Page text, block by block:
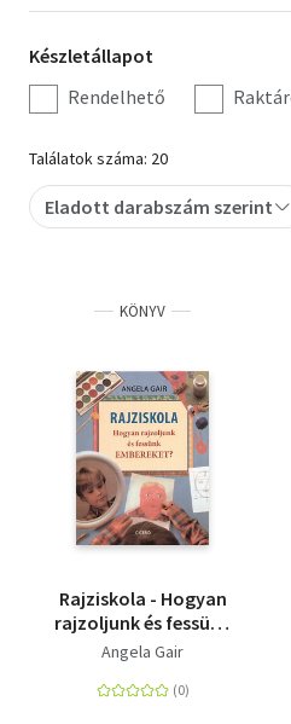
Hobbi, szabadidő
Irodalom
Művészet
Szakkönyv
Tankönyv, segédkönyv
Társadalomtudomány
Természettudomány
Történelem
Vallás
szűrés
Készletállapot
szűrés
Készletállapot
Rendelhető
Találatok száma: 20
Eladott darabszám szerint
KÖNYV
Rajziskola - Hogyan
rajzoljunk és fessünk
embereket?
Angela Gair